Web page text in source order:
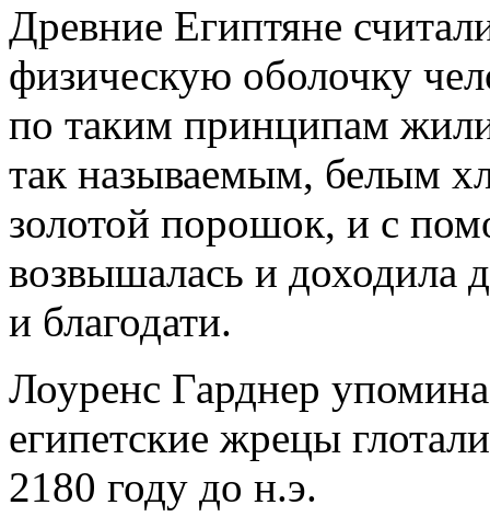
Древние Египтяне
физическую оболочку
по таким принципам
так называемым, белым
золотой порошок, и с
возвышалась и доходила
и благодати.
Лоуренс Гарднер
египетские жрецы
2180 году до н.э.